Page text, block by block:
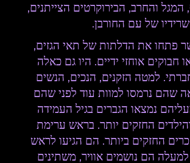
והחרב, הבירוקרטים הצייתנים,
של עם החורבן.
פתחו את הדלתות של תאי הגזים,
חבוקים אוחזי ידיים. היו גם כאלה
למטה הזקנים, הנכים, הנשים
שהם נרמסו למוות עוד לפני שהם
נמצאו הגברים בגיל העמידה
החזקים יותר. בראש ערימת
החזקים ביותר. הם הגיעו לראש
הם נושמים אוויר, משתינים